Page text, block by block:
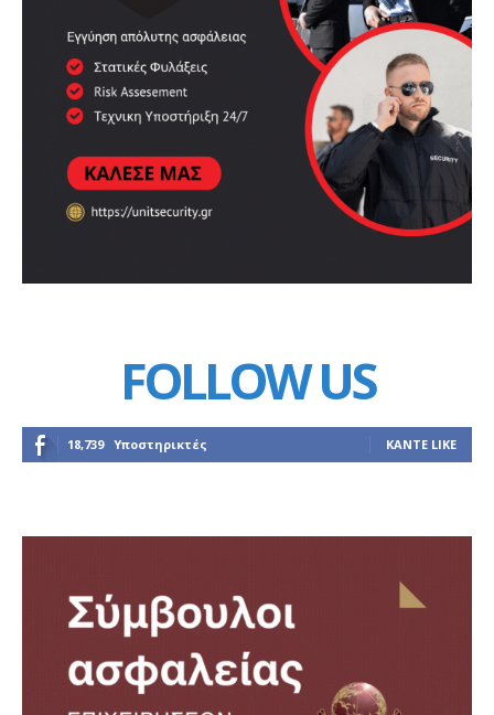
FOLLOW US
18,739 Υποστηρικτές ΚΆΝΤΕ LIKE